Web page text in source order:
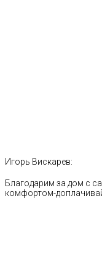
Игорь Вискарев:
Благодарим за дом с
комфортом-